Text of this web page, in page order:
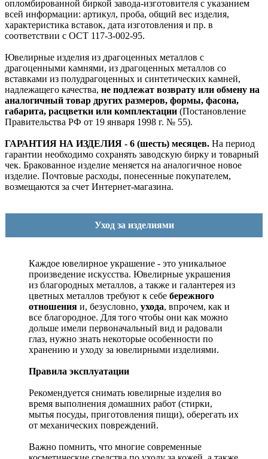
опломбированной биркой завода-изготовителя с указанием
всей информации: артикул, проба, общий вес изделия,
характеристика вставок, дата изготовления и пр. в
соответствии с ОСТ 117-3-002-95.
Ювелирные изделия из драгоценных металлов с
драгоценными камнями, из драгоценных металлов со
вставками из полудрагоценных и синтетических камней,
надлежащего качества, не подлежат возврату или обмену на
аналогичный товар других размеров, формы, фасона,
габарита, расцветки или комплектации (Постановление
Правительства РФ от 19 января 1998 г. № 55).
ГАРАНТИЯ НА ИЗДЕЛИЯ - 6 (шесть) месяцев. На период
гарантии необходимо сохранять заводскую бирку и товарный
чек. Бракованное изделие меняется на аналогичное новое
изделие. Почтовые расходы, понесенные покупателем,
возмещаются за счет Интернет-магазина.
Уход за изделиями
Каждое ювелирное украшение - это уникальное
произведение искусства. Ювелирные украшения
из благородных металлов, а также и галантерея из
цветных металлов требуют к себе бережного
отношения и, безусловно, ухода, впрочем, как и
все благородное. Для того чтобы они как можно
дольше имели первоначальный вид и радовали
глаз, нужно знать некоторые особенности по
хранению и уходу за ювелирными изделиями.
Правила эксплуатации
Рекомендуется снимать ювелирные изделия во
время выполнения домашних работ (стирки,
мытья посуды, приготовления пищи), оберегать их
от механических повреждений.
Важно помнить, что многие современные